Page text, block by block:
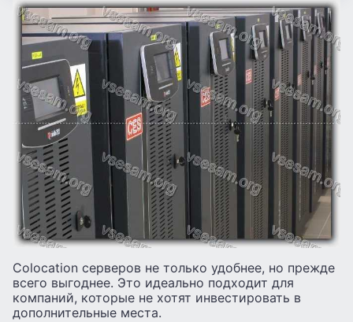
Colocation серверов не только удобнее, но прежде
всего выгоднее. Это идеально подходит для
компаний, которые не хотят инвестировать в
дополнительные места.